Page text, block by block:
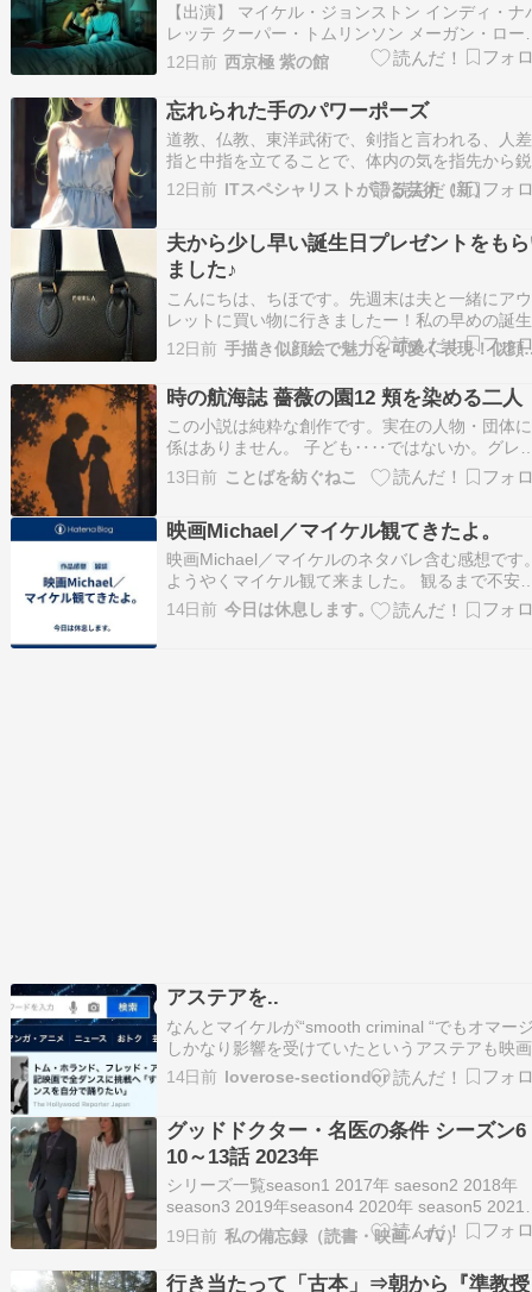
【出演】 マイケル・ジョンストン インディ・ナ
レッテ クーパー・トムリンソン メーガン・ロー
ス【ストーリー】孤独で内向的な青年ベアは、
を寄せている女性ニッキーと距離を縮めたいと
いから、願いをかなえてくれるという不気味な
ない「ワン・ウィッシュ・ウィロー」に手を出し
て…
12日前 西京極 紫の館
忘れられた手のパワーポーズ
道教、仏教、東洋武術で、剣指と言われる、人
指と中指を立てることで、体内の気を指先から
放つことが行われていた。 だが、この方法を隠
動きがあって、現在ではほとんど見られなくなっ
意味でみだりに使われていて、これも確かに魔
ような…
12日前 ITスペシャリストが語る芸術（新）
夫から少し早い誕生日プレゼントをも
ました♪
こんにちは、ちほです。先週末は夫と一緒にア
レットに買い物に行きましたー！私の早めの誕
プレゼントを買うために！プレゼントは何をリ
ストするか悩みましたが、バッグにしました。
結婚前に夫に買ってもらったマイケルコースの
めバッグを７年くらい経った今も大事に使って
す…
12日前 手描き似顔絵で魅
時の航海誌 薔薇の園12 頬を染める二人
この小説は純粋な創作です。実在の人物・団体
係はありません。 子ども‥‥ではないか。グレ
は夫妻が迎えた客人の若さに、戸惑っていた。
「突然押し掛けて、 すみません。 お目にかかれ
す。」 グロリアからの双方の紹介を受け、まず
こちら…
13日前 ことばを紡ぐねこ
映画Michael／マイケル観てきたよ。
映画Michael／マイケルのネタバレ含む感想です
ようやくマイケル観て来ました。 観るまで不安
素があったけども、なんだかんだ映画が実現し
かったねーと思いました。 映画のテーマが「
14日前 今日は休息します。
アステアを..
なんとマイケルが“smooth criminal “でもオマー
しかなり影響を受けていたというアステアも映
のニュース????(cvリリコさん風)見るかは分か
いがビックリ????マイケルの映画では重要人物
笑大体、語り部に…
14日前 loverose-sectiondor
グッドドクター・名医の条件 シーズン6
10～13話 2023年
シリーズ一覧season1 2017年 saeson2 2018年
season3 2019年season4 2020年 season5 2021
SEASON6 2022年 1~4話 5～9話 キャストショー
ン・マーフィー - フレディ・ハイモアリア・デ
ーロ - ペイジ・…
19日前 私の備忘録（読書・映画・TV）
行き当たって「古本」⇒朝から『準教